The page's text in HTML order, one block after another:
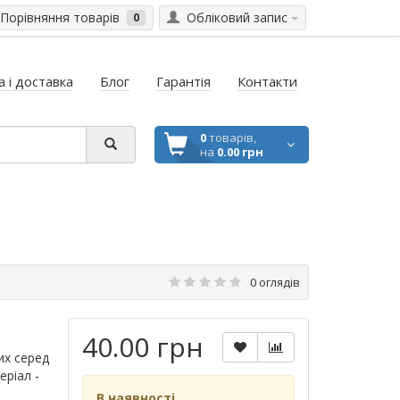
Обліковий запис
Порівняння товарів 0
і доставка Блог Гарантія Контакти
0товарів,
на 0.00 грн
0 оглядів
серед
-
40.00 грн